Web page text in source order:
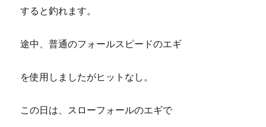
すると釣れます。
途中、普通のフォールスピードのエギ
を使用しましたがヒットなし。
この日は、スローフォールのエギで